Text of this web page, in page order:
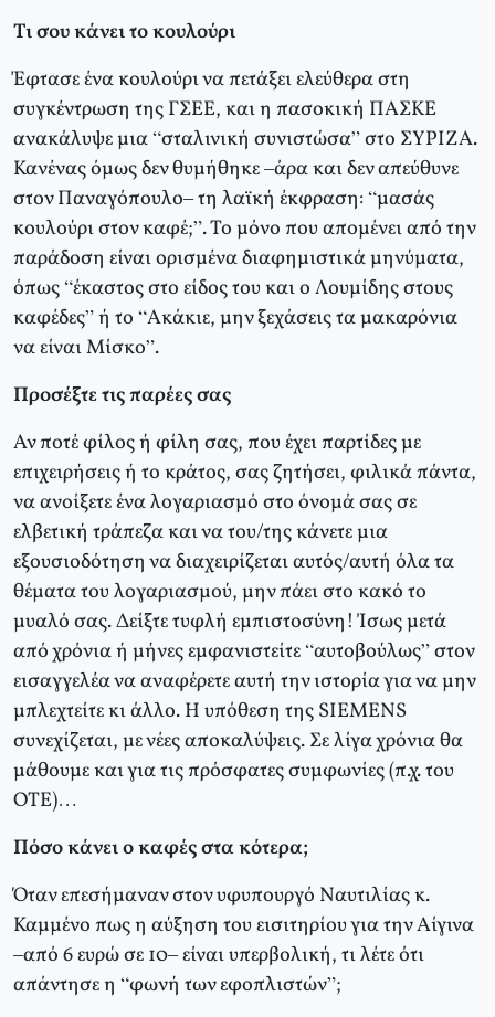
Τι σου κάνει το κουλούρι
Έφτασε ένα κουλούρι να πετάξει ελεύθερα στη
συγκέντρωση της ΓΣΕΕ, και η πασοκική ΠΑΣΚΕ
ανακάλυψε μια “σταλινική συνιστώσα” στο ΣΥΡΙΖΑ.
Κανένας όμως δεν θυμήθηκε –άρα και δεν απεύθυνε
στον Παναγόπουλο– τη λαϊκή έκφραση: “μασάς
κουλούρι στον καφέ;”. Το μόνο που απομένει από την
παράδοση είναι ορισμένα διαφημιστικά μηνύματα,
όπως “έκαστος στο είδος του και ο Λουμίδης στους
καφέδες” ή το “Ακάκιε, μην ξεχάσεις τα μακαρόνια
να είναι Μίσκο”.
Προσέξτε τις παρέες σας
Αν ποτέ φίλος ή φίλη σας, που έχει παρτίδες με
επιχειρήσεις ή το κράτος, σας ζητήσει, φιλικά πάντα,
να ανοίξετε ένα λογαριασμό στο όνομά σας σε
ελβετική τράπεζα και να του/της κάνετε μια
εξουσιοδότηση να διαχειρίζεται αυτός/αυτή όλα τα
θέματα του λογαριασμού, μην πάει στο κακό το
μυαλό σας. Δείξτε τυφλή εμπιστοσύνη! Ίσως μετά
από χρόνια ή μήνες εμφανιστείτε “αυτοβούλως” στον
εισαγγελέα να αναφέρετε αυτή την ιστορία για να μην
μπλεχτείτε κι άλλο. Η υπόθεση της SIEMENS
συνεχίζεται, με νέες αποκαλύψεις. Σε λίγα χρόνια θα
μάθουμε και για τις πρόσφατες συμφωνίες (π.χ. του
ΟΤΕ)…
Πόσο κάνει ο καφές στα κότερα;
Όταν επεσήμαναν στον υφυπουργό Ναυτιλίας κ.
Καμμένο πως η αύξηση του εισιτηρίου για την Αίγινα
–από 6 ευρώ σε 10– είναι υπερβολική, τι λέτε ότι
απάντησε η “φωνή των εφοπλιστών”;